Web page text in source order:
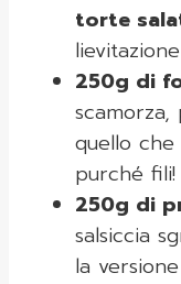
torte
250g di
scamorza,
quello
purché fili!
250g di
salsiccia
la